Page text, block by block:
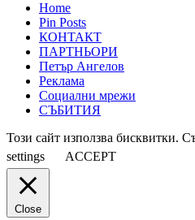
Home
Pin Posts
КОНТАКТ
ПАРТНЬОРИ
Петър Ангелов
Реклама
Социални мрежи
СЪБИТИЯ
Този сайт използва бисквитки.
settings
ACCEPT
Close